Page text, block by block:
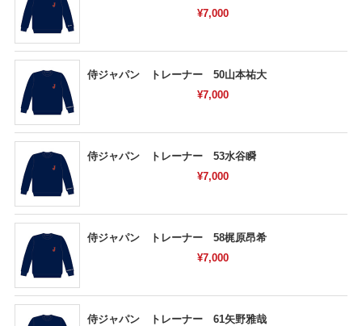
¥7,000
侍ジャパン トレーナー 50山本祐大
¥7,000
侍ジャパン トレーナー 53水谷瞬
¥7,000
侍ジャパン トレーナー 58梶原昂希
¥7,000
侍ジャパン トレーナー 61矢野雅哉